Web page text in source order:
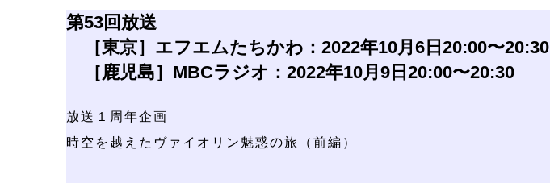
第53回放送
［東京］エフエムたちかわ：2022年10月6日20:00〜20:30
［鹿児島］MBCラジオ：2022年10月9日20:00〜20:30
放送１周年企画
時空を越えたヴァイオリン魅惑の旅（前編）